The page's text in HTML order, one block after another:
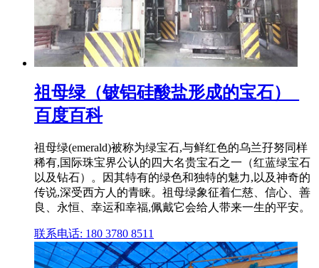
祖母绿（铍铝硅酸盐形成的宝石）_
百度百科
祖母绿(emerald)被称为绿宝石,与鲜红色的乌兰孖努同样
稀有,国际珠宝界公认的四大名贵宝石之一（红蓝绿宝石
以及钻石）。因其特有的绿色和独特的魅力,以及神奇的
传说,深受西方人的青睐。祖母绿象征着仁慈、信心、善
良、永恒、幸运和幸福,佩戴它会给人带来一生的平安。
联系电话: 180 3780 8511